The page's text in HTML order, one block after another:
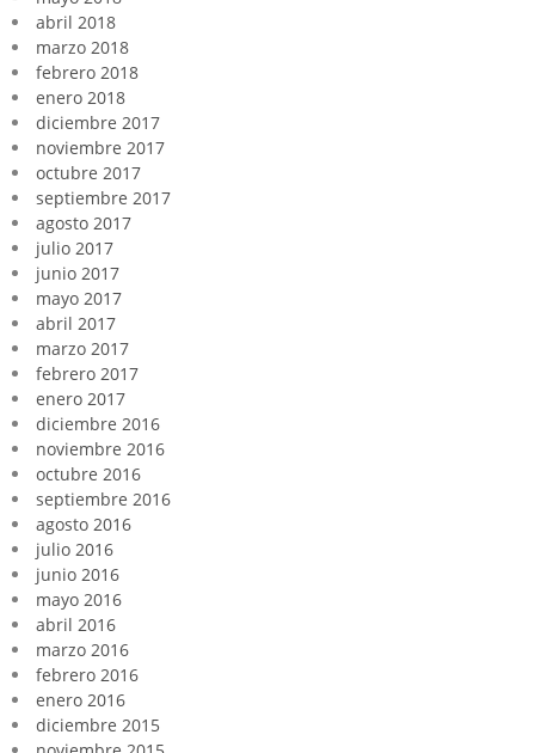
abril 2018
marzo 2018
febrero 2018
enero 2018
diciembre 2017
noviembre 2017
octubre 2017
septiembre 2017
agosto 2017
julio 2017
junio 2017
mayo 2017
abril 2017
marzo 2017
febrero 2017
enero 2017
diciembre 2016
noviembre 2016
octubre 2016
septiembre 2016
agosto 2016
julio 2016
junio 2016
mayo 2016
abril 2016
marzo 2016
febrero 2016
enero 2016
diciembre 2015